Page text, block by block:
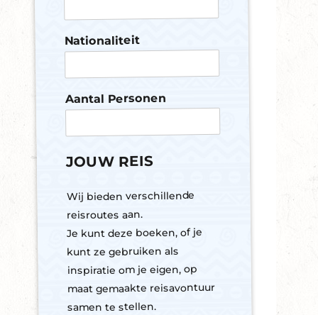
Nationaliteit
Aantal Personen
l
c
t
n
u
m
m
e
r
JOUW REIS
Wij bieden verschillende
reisroutes aan.
Je kunt deze boeken, of je
kunt ze gebruiken als
inspiratie om je eigen, op
maat gemaakte reisavontuur
samen te stellen.